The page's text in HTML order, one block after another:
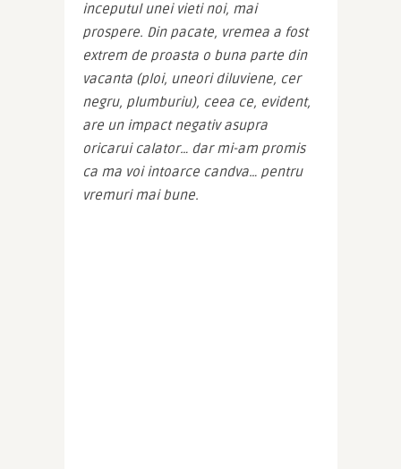
inceputul unei vieti noi, mai
prospere. Din pacate, vremea a fost
extrem de proasta o buna parte din
vacanta (ploi, uneori diluviene, cer
negru, plumburiu), ceea ce, evident,
are un impact negativ asupra
oricarui calator… dar mi-am promis
ca ma voi intoarce candva… pentru
vremuri mai bune.